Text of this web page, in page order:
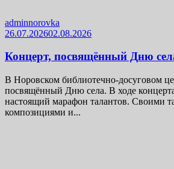
adminnorovka
26.07.202602.08.2026
Концерт, посвящённый Дню
В Норовском библиотечно-досуговом
посвящённый Дню села. В ходе
настоящий марафон талантов. Своими
композициями и...